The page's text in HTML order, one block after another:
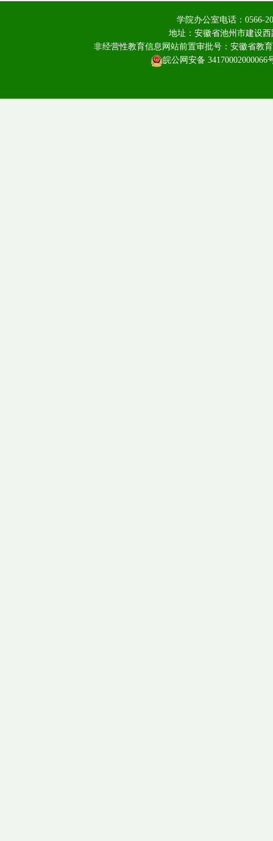
学院办公室电话：0566-
地址：安徽省池州市建设
非经营性教育信息网站前置审批号：安徽省教
皖公网安备 34170002000066